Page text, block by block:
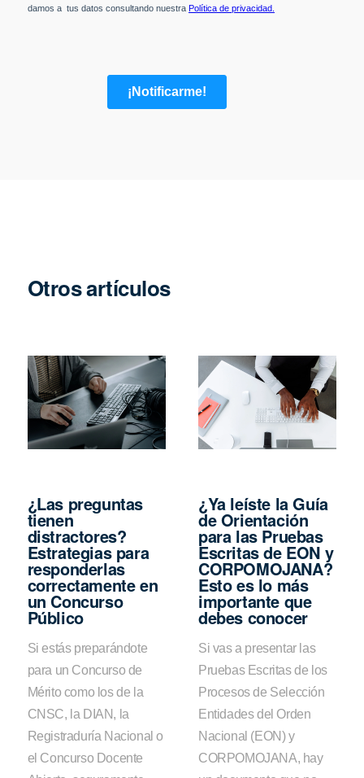
Otros artículos
¿Las preguntas
tienen
distractores?
Estrategias para
responderlas
correctamente en
un Concurso
Público
Si estás preparándote
para un Concurso de
Mérito como los de la
CNSC, la DIAN, la
Registraduría Nacional o
el Concurso Docente
¿Ya leíste la Guía
de Orientación
para las Pruebas
Escritas de EON y
CORPOMOJANA?
Esto es lo más
importante que
debes conocer
Si vas a presentar las
Pruebas Escritas de los
Procesos de Selección
Entidades del Orden
Nacional (EON) y
CORPOMOJANA, hay